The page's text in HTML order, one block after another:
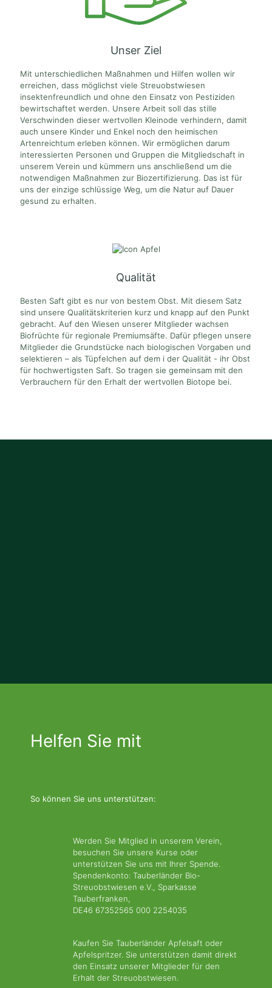
Unser Ziel
Mit unterschiedlichen Maßnahmen und Hilfen wollen wir
erreichen, dass möglichst viele Streuobstwiesen
insektenfreundlich und ohne den Einsatz von Pestiziden
bewirtschaftet werden. Unsere Arbeit soll das stille
Verschwinden dieser wertvollen Kleinode verhindern, damit
auch unsere Kinder und Enkel noch den heimischen
Artenreichtum erleben können. Wir ermöglichen darum
interessierten Personen und Gruppen die Mitgliedschaft in
unserem Verein und kümmern uns anschließend um die
notwendigen Maßnahmen zur Biozertifizierung. Das ist für
uns der einzige schlüssige Weg, um die Natur auf Dauer
gesund zu erhalten.
Qualität
Besten Saft gibt es nur von bestem Obst. Mit diesem Satz
sind unsere Qualitätskriterien kurz und knapp auf den Punkt
gebracht. Auf den Wiesen unserer Mitglieder wachsen
Biofrüchte für regionale Premiumsäfte. Dafür pflegen unsere
Mitglieder die Grundstücke nach biologischen Vorgaben und
selektieren – als Tüpfelchen auf dem i der Qualität - ihr Obst
für hochwertigsten Saft. So tragen sie gemeinsam mit den
Verbrauchern für den Erhalt der wertvollen Biotope bei.
Helfen Sie mit
So können Sie uns unterstützen:
Werden Sie Mitglied in unserem Verein,
besuchen Sie unsere Kurse oder
unterstützen Sie uns mit Ihrer Spende.
Spendenkonto: Tauberländer Bio-
Streuobstwiesen e.V., Sparkasse
Tauberfranken,
DE46 67352565 000 2254035
Kaufen Sie Tauberländer Apfelsaft oder
Apfelspritzer. Sie unterstützen damit direkt
den Einsatz unserer Mitglieder für den
Erhalt der Streuobstwiesen.